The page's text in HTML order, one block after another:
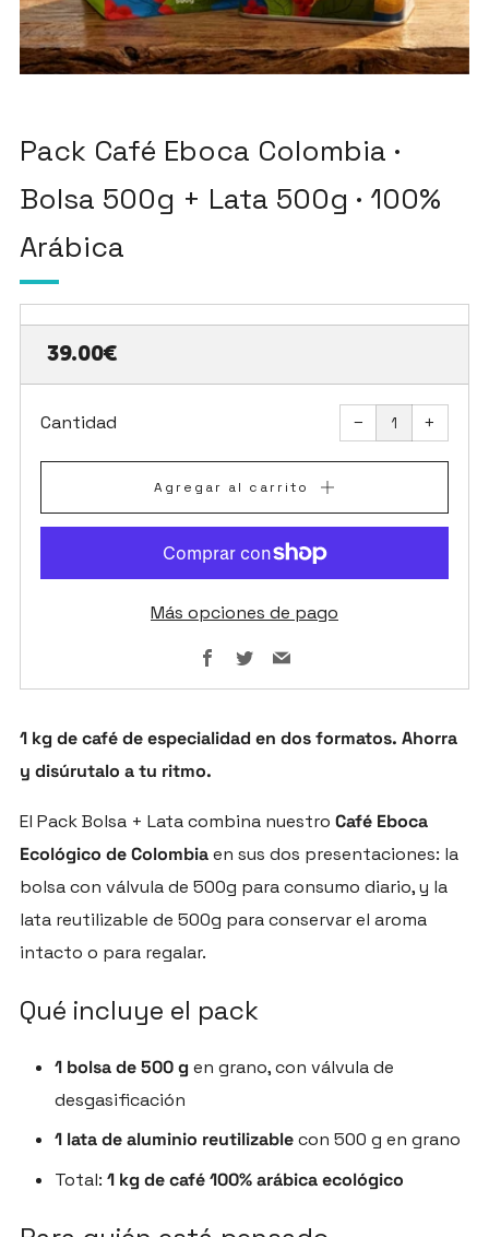
Pack Café Eboca Colombia ·
Bolsa 500g + Lata 500g · 100%
Arábica
Precio
habitual
39.00€
Cantidad −
Quitar
a
cantidad
de
+
de
Agregar al carrito
Más opciones de pago
Facebook
Twitter
1 kg de café de especialidad en dos formatos. Ahorra
y disúrutalo a tu ritmo.
El Pack Bolsa + Lata combina nuestro Café Eboca
Ecológico de Colombiaen sus dos presentaciones: la
bolsa con válvula de 500g para consumo diario, y la
lata reutilizable de 500g para conservar el aroma
intacto o para regalar.
Qué incluye el pack
1 bolsa de 500 g en grano, con válvula de
desgasificación
1 lata de aluminio reutilizablecon 500 g en grano
Total: 1 kg de café 100% arábica ecológico